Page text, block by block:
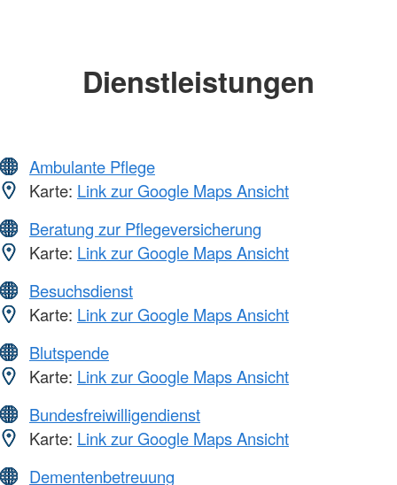
Dienstleistungen
Ambulante Pflege
Karte: Link zur Google Maps Ansicht
Beratung zur Pflegeversicherung
Karte: Link zur Google Maps Ansicht
Besuchsdienst
Karte: Link zur Google Maps Ansicht
Blutspende
Karte: Link zur Google Maps Ansicht
Bundesfreiwilligendienst
Karte: Link zur Google Maps Ansicht
Dementenbetreuung